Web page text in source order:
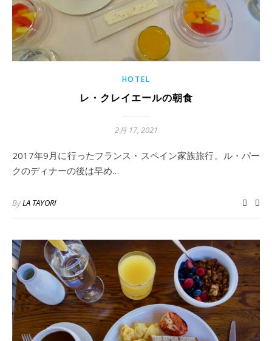
HOTEL
レ・クレイエールの朝食
2月 17, 2021
2017年9月に行ったフランス・スペイン家族旅行。ル・パー
クのディナーの後は早め…
ByLA TAYORI